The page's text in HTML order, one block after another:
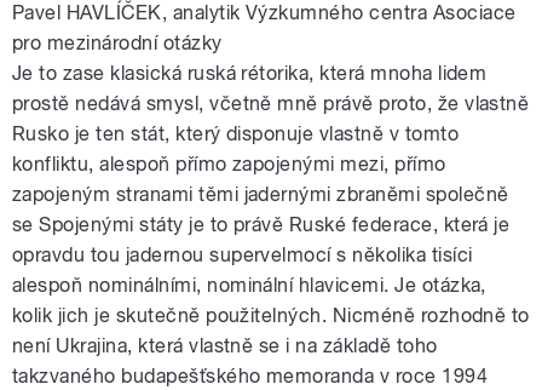
Pavel HAVLÍČEK, analytik Výzkumného centra Asociace
pro mezinárodní otázky
Je to zase klasická ruská rétorika, která mnoha lidem
prostě nedává smysl, včetně mně právě proto, že vlastně
Rusko je ten stát, který disponuje vlastně v tomto
konfliktu, alespoň přímo zapojenými mezi, přímo
zapojeným stranami těmi jadernými zbraněmi společně
se Spojenými státy je to právě Ruské federace, která je
opravdu tou jadernou supervelmocí s několika tisíci
alespoň nominálními, nominální hlavicemi. Je otázka,
kolik jich je skutečně použitelných. Nicméně rozhodně to
není Ukrajina, která vlastně se i na základě toho
takzvaného budapešťského memoranda v roce 1994